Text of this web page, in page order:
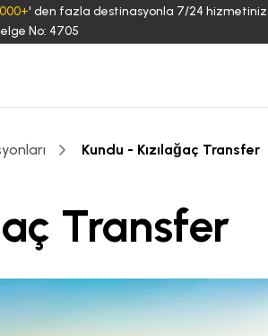
' den fazla destinasyonla 7/24
No: 4705
Kundu - Kızılağaç Transfer
Transfer